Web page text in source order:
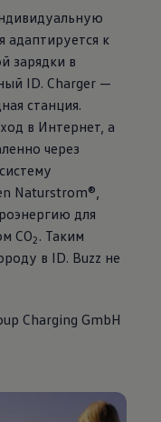
адаптируется к
зарядки в
ID. Charger —
станция.
в Интернет, а
через
Naturstrom®,
для
CO2 . Таким
в ID. Buzz не
Charging GmbH